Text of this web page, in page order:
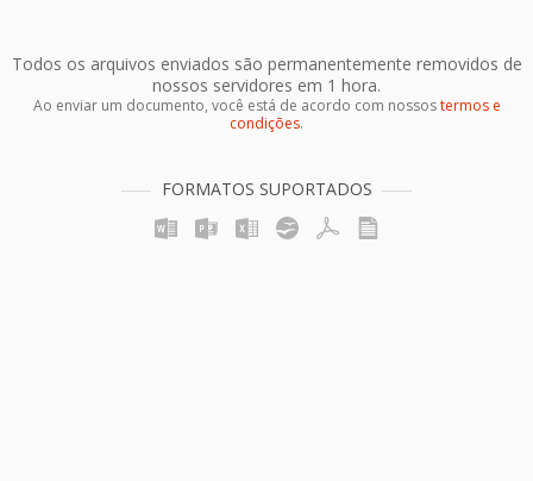
Todos os arquivos enviados são permanentemente removidos de
nossos servidores em 1 hora.
Ao enviar um documento, você está de acordo com nossostermos e
condições.
FORMATOS SUPORTADOS